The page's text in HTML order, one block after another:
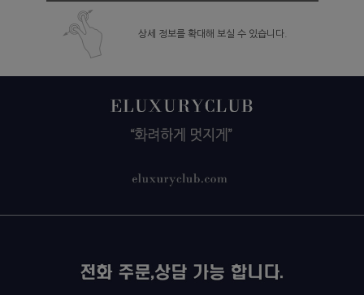
상세 정보를 확대해 보실 수 있습니다.